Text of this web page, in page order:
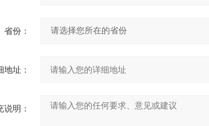
省份：
地址：
说明：